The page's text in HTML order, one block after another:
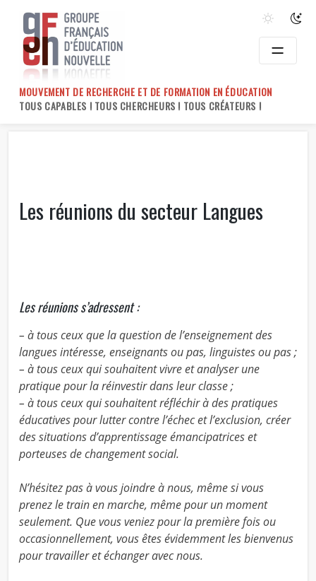
content
MOUVEMENT DE RECHERCHE ET DE FORMATION EN ÉDUCATION
TOUS CAPABLES ! TOUS CHERCHEURS ! TOUS CRÉATEURS !
Les réunions du secteur Langues
Les réunions s’adressent :
– à tous ceux que la question de l’enseignement des
langues intéresse, enseignants ou pas, linguistes ou pas ;
– à tous ceux qui souhaitent vivre et analyser une
pratique pour la réinvestir dans leur classe ;
– à tous ceux qui souhaitent réfléchir à des pratiques
éducatives pour lutter contre l’échec et l’exclusion, créer
des situations d’apprentissage émancipatrices et
porteuses de changement social.
N’hésitez pas à vous joindre à nous, même si vous
prenez le train en marche, même pour un moment
seulement. Que vous veniez pour la première fois ou
occasionnellement, vous êtes évidemment les bienvenus
pour travailler et échanger avec nous.